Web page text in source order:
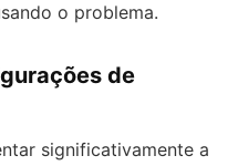
o problema.
de
significativamente a